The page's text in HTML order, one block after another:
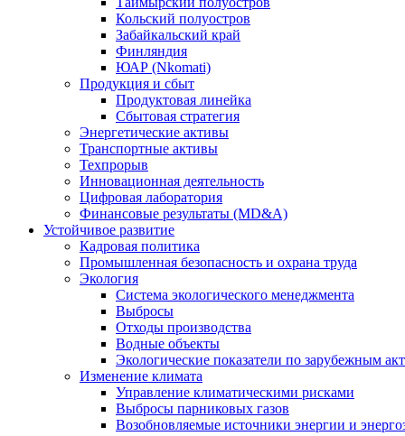
Кольский полуостров
Забайкальский край
Финляндия
ЮАР (Nkomati)
Продукция и сбыт
Продуктовая линейка
Сбытовая стратегия
Энергетические активы
Транспортные активы
Техпрорыв
Инновационная деятельность
Цифровая лаборатория
Финансовые результаты (MD&A)
Устойчивое развитие
Кадровая политика
Промышленная безопасность и охрана труда
Экология
Система экологического менеджмента
Выбросы
Отходы производства
Водные объекты
Экологические показатели по зарубежным
Изменение климата
Управление климатическими рисками
Выбросы парниковых газов
Возобновляемые источники энергии и